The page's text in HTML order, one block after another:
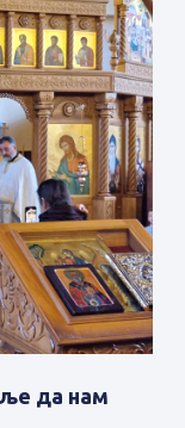
да нам